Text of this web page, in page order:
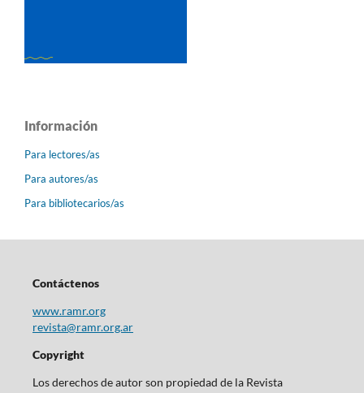
Información
Para lectores/as
Para autores/as
Para bibliotecarios/as
Contáctenos
www.ramr.org
revista@ramr.org.ar
Copyright
Los derechos de autor son propiedad de la Revista